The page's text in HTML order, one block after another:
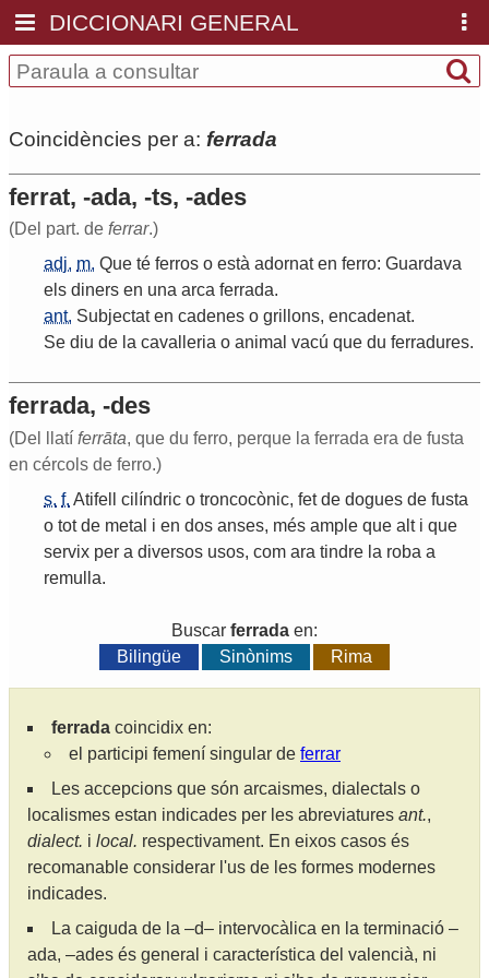
DICCIONARI GENERAL
Coincidències per a: ferrada
ferrat, -ada, -ts, -ades
(Del part. de ferrar.)
adj. m. Que té ferros o està adornat en ferro: Guardava
els diners en una arca ferrada.
ant. Subjectat en cadenes o grillons, encadenat.
Se diu de la cavalleria o animal vacú que du ferradures.
ferrada, -des
(Del llatí ferrāta, que du ferro, perque la ferrada era de fusta
en cércols de ferro.)
s. f. Atifell cilíndric o troncocònic, fet de dogues de fusta
o tot de metal i en dos anses, més ample que alt i que
servix per a diversos usos, com ara tindre la roba a
remulla.
Buscar ferrada en:
Bilingüe
Sinònims Rima
ferrada coincidix en:
el participi femení singular de ferrar
Les accepcions que són arcaismes, dialectals o
localismes estan indicades per les abreviatures ant.,
dialect. i local. respectivament. En eixos casos és
recomanable considerar l'us de les formes modernes
indicades.
La caiguda de la –d– intervocàlica en la terminació –
ada, –ades és general i característica del valencià, ni